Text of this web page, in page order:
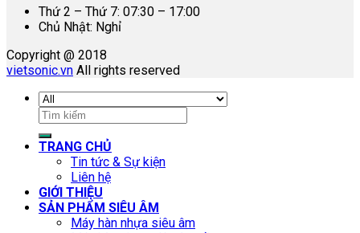
Thứ 2 – Thứ 7: 07:30 – 17:00
Chủ Nhật: Nghỉ
Copyright @ 2018
vietsonic.vn All rights reserved
Tìm
kiếm:
TRANG CHỦ
Tin tức & Sự kiện
Liên hệ
GIỚI THIỆU
SẢN PHẨM SIÊU ÂM
Máy hàn nhựa siêu âm